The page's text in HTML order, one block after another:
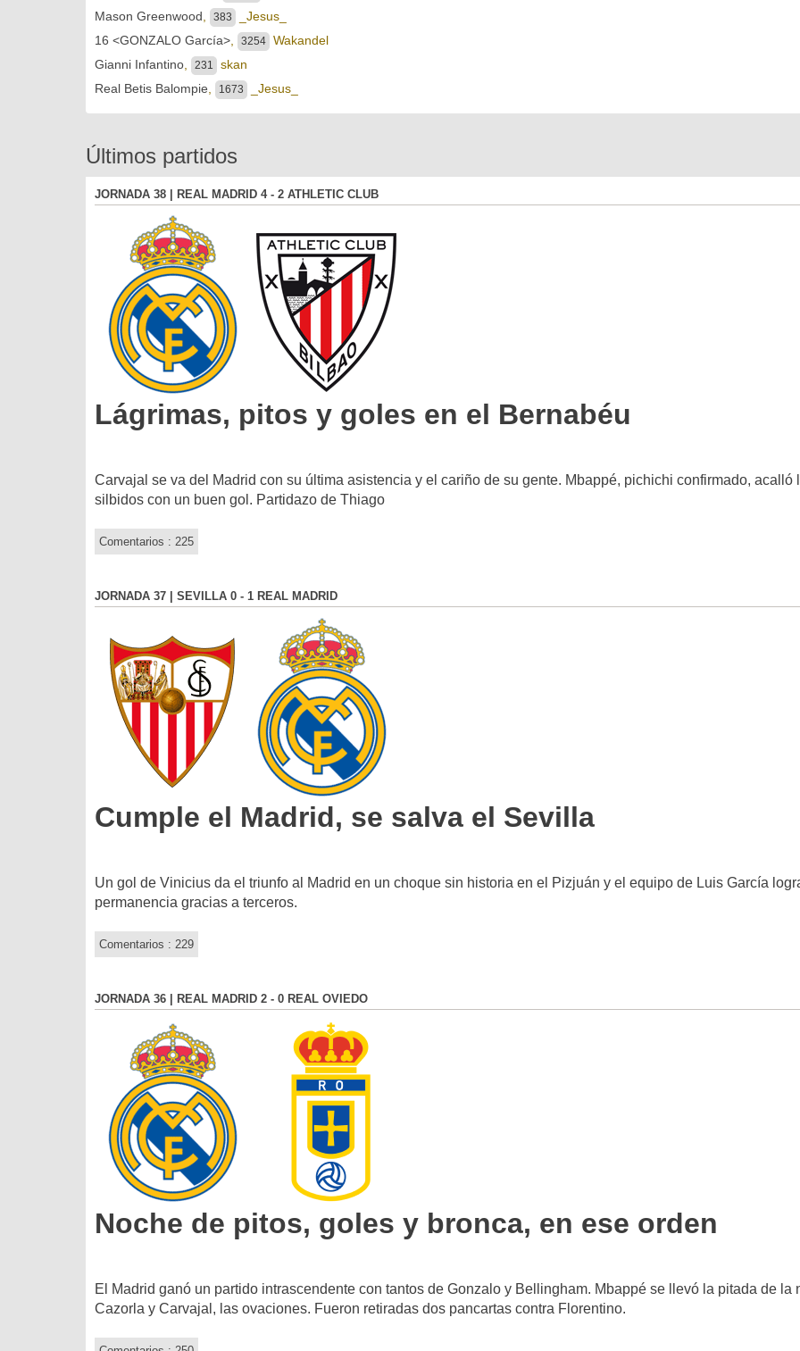
Mason Greenwood
383
_Jesus_
16 <GONZALO García>
3254
Wakandel
Gianni Infantino
231
skan
Real Betis Balompie
1673 _Jesus_
Últimos partidos
JORNADA 38 | REAL MADRID 4 - 2 ATHLETIC CLUB
Lágrimas, pitos y goles en el Bernabéu
Carvajal se va del Madrid con su última asistencia y el cariño de su gente. Mbappé, pichichi confirmado, acalló
silbidos con un buen gol. Partidazo de Thiago
Comentarios : 225
JORNADA 37 | SEVILLA 0 - 1 REAL MADRID
Cumple el Madrid, se salva el Sevilla
Un gol de Vinicius da el triunfo al Madrid en un choque sin historia en el Pizjuán y el equipo de Luis García
permanencia gracias a terceros.
Comentarios : 229
JORNADA 36 | REAL MADRID 2 - 0 REAL OVIEDO
Noche de pitos, goles y bronca, en ese orden
El Madrid ganó un partido intrascendente con tantos de Gonzalo y Bellingham. Mbappé se llevó la pitada de la
Cazorla y Carvajal, las ovaciones. Fueron retiradas dos pancartas contra Florentino.